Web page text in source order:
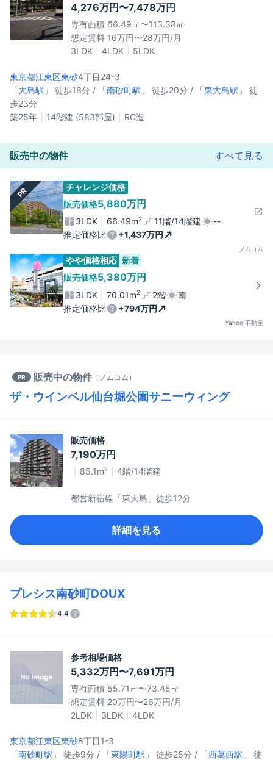
4,276万円〜7,478万円
専有面積 66.49㎡〜113.38㎡
想定賃料 16万円〜28万円/月
3LDK
4LDK 5LDK
東京都江東区東砂4丁目24-3
「大島駅 」 徒歩18分 / 「南砂町駅 」 徒歩20分 / 「東大島駅 」 徒
歩23分
築25年
14階建 (583部屋) RC造
販売中の物件 すべて見る
PR
チャレンジ価格
販売価格5,880万円
3LDK 66.49m2 11階/14階建
--
推定価格比
+1,437万円
ノムコム
やや価格相応 新着
販売価格5,380万円
3LDK 70.01m2 2階
南
推定価格比
+794万円
Yahoo!不動産
PR 販売中の物件 （ ノムコム ）
ザ・ウインベル仙台堀公園サニーウィング
販売価格
7,190万円
85.1m² 4階/14階建
都営新宿線「東大島」徒歩12分
詳細を見る
プレシス南砂町DOUX
4.4
参考相場価格
5,332万円〜7,691万円
専有面積 55.71㎡〜73.45㎡
想定賃料 20万円〜26万円/月
2LDK
3LDK 4LDK
東京都江東区東砂8丁目1-3
「南砂町駅 」 徒歩9分 / 「東陽町駅 」 徒歩25分 / 「西葛西駅 」 徒